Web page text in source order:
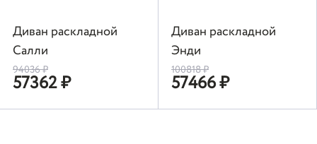
Диван раскладной
Салли
94036₽
57362₽
Диван раскладной
Энди
100818₽
57466₽